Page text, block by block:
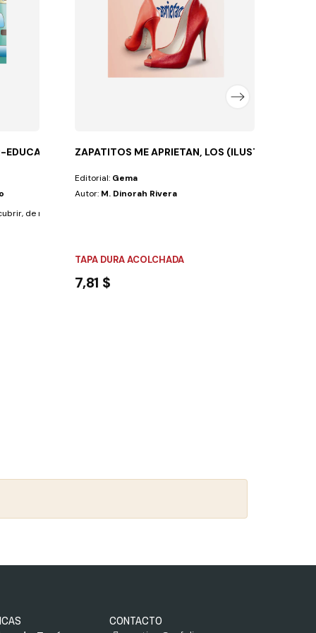
EDUCACION VIAL
de manera divertida, con actividades e...
ZAPATITOS ME APRIETAN, LOS (ILUSTRADO)
Editorial: Gema
Autor: M. Dinorah Rivera
TAPA DURA ACOLCHADA
7,81 $
CONTACTO